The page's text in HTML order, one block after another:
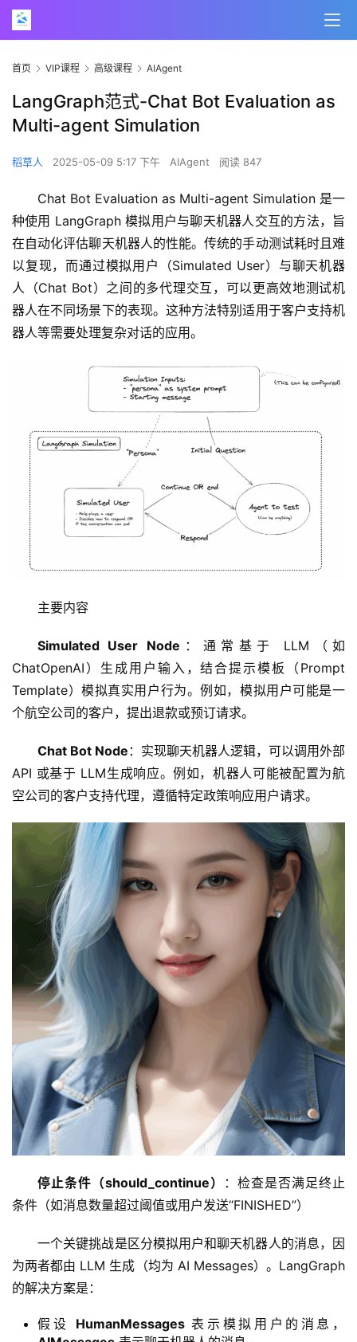
首页 VIP课程 高级课程 AIAgent
LangGraph范式-Chat Bot Evaluation as
Multi-agent Simulation
稻草人 2025-05-09 5:17 下午 AIAgent 阅读 847
Chat Bot Evaluation as Multi-agent Simulation 是一
种使用 LangGraph 模拟用户与聊天机器人交互的方法，旨
在自动化评估聊天机器人的性能。传统的手动测试耗时且难
以复现，而通过模拟用户（Simulated User）与聊天机器
人（Chat Bot）之间的多代理交互，可以更高效地测试机
器人在不同场景下的表现。这种方法特别适用于客户支持机
器人等需要处理复杂对话的应用。
主要内容
Simulated User Node ：通常基于 LLM（如
ChatOpenAI）生成用户输入，结合提示模板（Prompt
Template）模拟真实用户行为。例如，模拟用户可能是一
个航空公司的客户，提出退款或预订请求。
Chat Bot Node ：实现聊天机器人逻辑，可以调用外部
API 或基于 LLM生成响应。例如，机器人可能被配置为航
空公司的客户支持代理，遵循特定政策响应用户请求。
停止条件（should_continue）
：检查是否满足终止
条件（如消息数量超过阈值或用户发送“FINISHED”）
一个关键挑战是区分模拟用户和聊天机器人的消息，因
为两者都由 LLM 生成（均为 AI Messages）。LangGraph
的解决方案是：
假设 HumanMessages表示模拟用户的消息，